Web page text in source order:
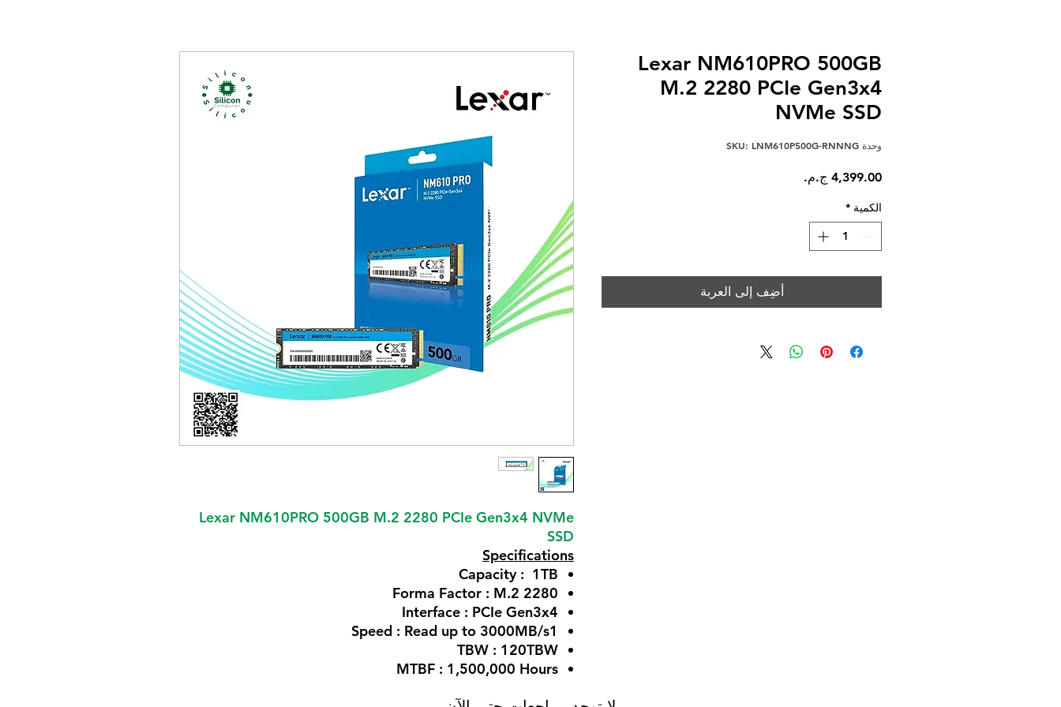
Lexar NM610PRO 500GB M.2 2280 PCIe Gen3x4 NVMe
SSD
Specifications
Capacity : 1TB
Forma Factor : M.2 2280
Interface : PCIe Gen3x4
Speed : Read up to 3000MB/s1
TBW : 120TBW
MTBF : 1,500,000 Hours
Lexar NM610PRO 500GB
M.2 2280 PCIe Gen3x4
NVMe SSD
وحدة SKU: LNM610P500G-RNNNG
الكمية *
أضِف إلى العربة